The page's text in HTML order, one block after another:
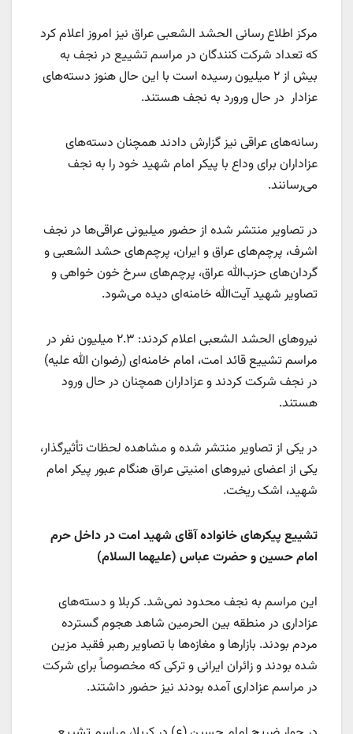
مرکز اطلاع رسانی الحشد الشعبی عراق نیز امروز اعلام کرد
که تعداد شرکت کنندگان در مراسم تشییع در نجف به
بیش از ۲ میلیون رسیده است با این حال هنوز دسته‌های
عزادار در حال ورورد به نجف هستند.
رسانه‌های عراقی نیز گزارش دادند همچنان دسته‌های
عزاداران برای وداع با پیکر امام شهید خود را به نجف
می‌رسانند.
در تصاویر منتشر شده از حضور میلیونی عراقی‌ها در نجف
اشرف، پرچم‌های عراق و ایران، پرچم‌های حشد الشعبی و
گردان‌های حزب‌الله عراق، پرچم‌های سرخ خون خواهی و
تصاویر شهید آیت‌الله خامنه‌ای دیده می‌شود.
نیروهای الحشد الشعبی اعلام کردند: ۲.۳ میلیون نفر در
مراسم تشییع قائد امت، امام خامنه‌ای (رضوان الله علیه)
در نجف شرکت کردند و عزاداران همچنان در حال ورود
هستند.
در یکی از تصاویر منتشر شده و مشاهده لحظات تأثیرگذار،
یکی از اعضای نیروهای امنیتی عراق هنگام عبور پیکر امام
شهید، اشک ریخت.
تشییع پیکرهای خانواده آقای شهید امت در داخل حرم
امام حسین و حضرت عباس (علیهما السلام)
این مراسم به نجف محدود نمی‌شد. کربلا و دسته‌های
عزاداری در منطقه بین الحرمین شاهد هجوم گسترده
مردم بودند. بازارها و مغازه‌ها با تصاویر رهبر فقید مزین
شده بودند و زائران ایرانی و ترکی که مخصوصاً برای شرکت
در مراسم عزاداری آمده بودند نیز حضور داشتند.